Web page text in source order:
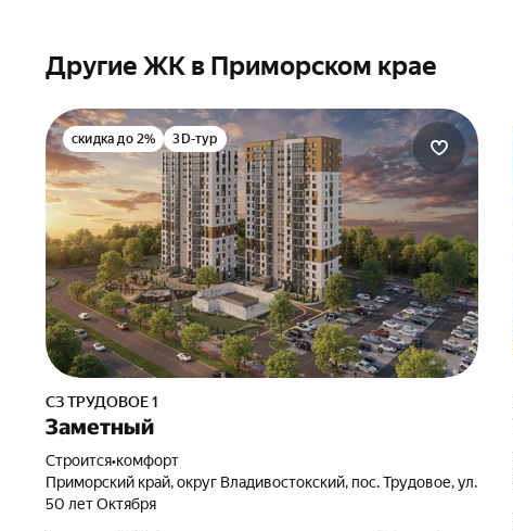
Другие ЖК в Приморском крае
скидка до 2% 3D-тур
СЗ ТРУДОВОЕ 1
Заметный
Строится•комфорт
Приморский край, округ Владивостокский, пос. Трудовое, ул.
50 лет Октября